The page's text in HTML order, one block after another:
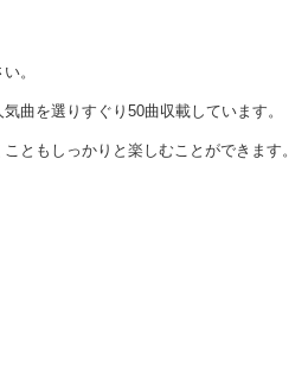
。
曲を選りすぐり50曲収載しています。
ともしっかりと楽しむことができます。